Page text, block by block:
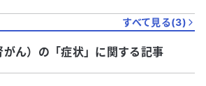
すべて見る(3)
ん） の「症状」に関する記事